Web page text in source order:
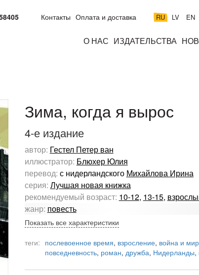
RU LV EN
Контакты Оплата и доставка
О НАС ИЗДАТЕЛЬСТВА
Зима, когда я вырос
4-е издание
автор: Гестел Петер ван
иллюстратор: Блюхер Юлия
перевод: с нидерландского Михайлова Ирина
серия: Лучшая новая книжка
рекомендуемый возраст: 10-12, 13-15,
жанр: повесть
Показать все характеристики
теги: послевоенное время, взросление, война и мир
повседневность, роман, дружба, Нидерланды,